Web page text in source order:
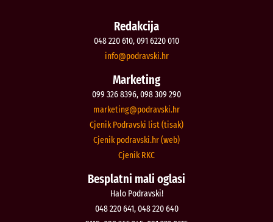
Redakcija
048 220 610, 091 6220 010
rh.iksvardop
@ofni
Marketing
099 326 8396, 098 309 290
rh.iksvardop
@gnitekram
Cjenik Podravski list (tisak)
Cjenik podravski.hr (web)
Cjenik RKC
Besplatni mali oglasi
Halo Podravski!
048 220 641, 048 220 640